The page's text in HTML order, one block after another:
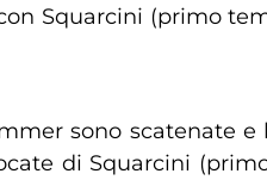
Squarcini (primo
sono scatenate e
di Squarcini